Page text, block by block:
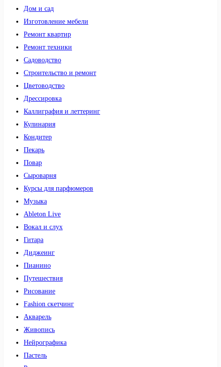
Дом и сад
Изготовление мебели
Ремонт квартир
Ремонт техники
Садоводство
Строительство и ремонт
Цветоводство
Дрессировка
Каллиграфия и леттеринг
Кулинария
Кондитер
Пекарь
Повар
Сыроварня
Курсы для парфюмеров
Музыка
Ableton Live
Вокал и слух
Гитара
Диджеинг
Пианино
Путешествия
Рисование
Fashion скетчинг
Акварель
Живопись
Нейрографика
Пастель